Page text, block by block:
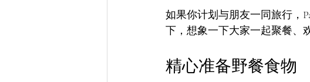
如果你计划与朋友一同旅行，
下，想象一下大家一起聚餐、
精心准备野餐食物